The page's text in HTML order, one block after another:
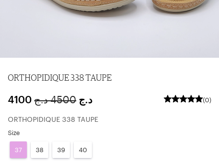
ORTHOPIDIQUE 338 TAUPE
4100 د.ج 4500 د.ج (0)
ORTHOPIDIQUE 338 TAUPE
Size
37 38 39 40